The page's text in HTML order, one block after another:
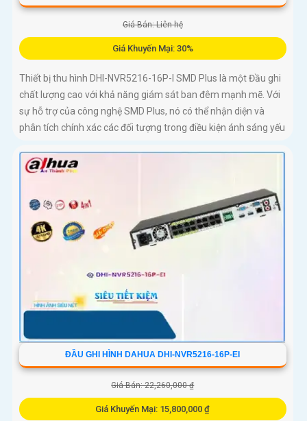
Giá Bán: Liên hệ
Giá Khuyến Mại: 30%
Thiết bị thu hình DHI-NVR5216-16P-I SMD Plus là một Đầu ghi
chất lượng cao với khả năng giám sát ban đêm mạnh mẽ. Với
sự hỗ trợ của công nghệ SMD Plus, nó có thể nhận diện và
phân tích chính xác các đối tượng trong điều kiện ánh sáng yếu
ĐẦU GHI HÌNH DAHUA DHI-NVR5216-16P-EI
Giá Bán: 22,260,000 ₫
Giá Khuyến Mại: 15,800,000 ₫